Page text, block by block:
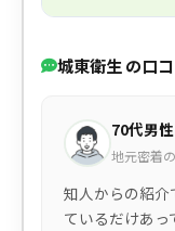
城東衛生 の口
70代男性
地元密着
知人からの紹介
ているだけあ